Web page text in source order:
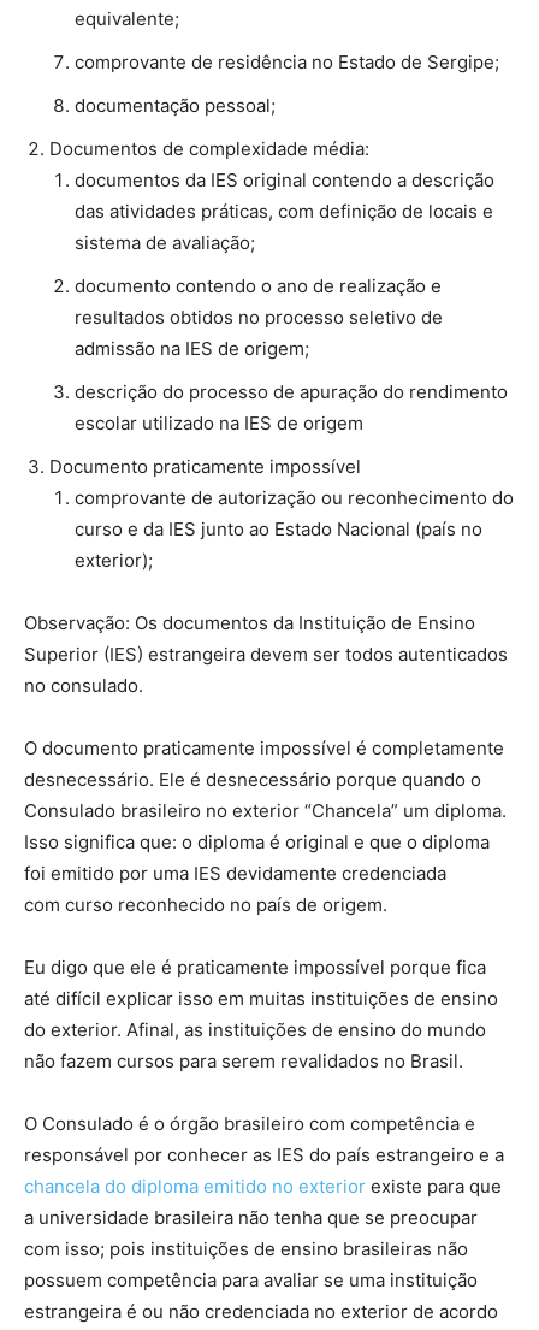
equivalente;
comprovante de residência no Estado de Sergipe;
documentação pessoal;
Documentos de complexidade média:
documentos da IES original contendo a descrição
das atividades práticas, com definição de locais e
sistema de avaliação;
documento contendo o ano de realização e
resultados obtidos no processo seletivo de
admissão na IES de origem;
descrição do processo de apuração do rendimento
escolar utilizado na IES de origem
Documento praticamente impossível
comprovante de autorização ou reconhecimento do
curso e da IES junto ao Estado Nacional (país no
exterior);
Observação: Os documentos da Instituição de Ensino
Superior (IES) estrangeira devem ser todos autenticados
no consulado.
O documento praticamente impossível é completamente
desnecessário. Ele é desnecessário porque quando o
Consulado brasileiro no exterior “Chancela” um diploma.
Isso significa que: o diploma é original e que o diploma
foi emitido por uma IES devidamente credenciada
com curso reconhecido no país de origem.
Eu digo que ele é praticamente impossível porque fica
até difícil explicar isso em muitas instituições de ensino
do exterior. Afinal, as instituições de ensino do mundo
não fazem cursos para serem revalidados no Brasil.
O Consulado é o órgão brasileiro com competência e
responsável por conhecer as IES do país estrangeiro e a
chancela do diploma emitido no exterior existe para que
a universidade brasileira não tenha que se preocupar
com isso; pois instituições de ensino brasileiras não
possuem competência para avaliar se uma instituição
estrangeira é ou não credenciada no exterior de acordo